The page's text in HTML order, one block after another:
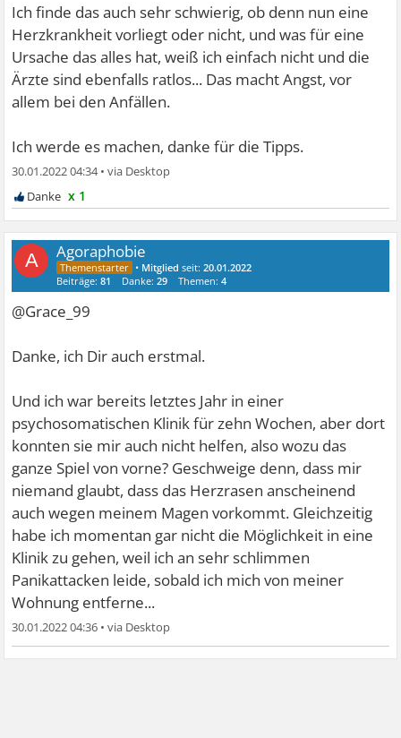
Ich finde das auch sehr schwierig, ob denn nun eine
Herzkrankheit vorliegt oder nicht, und was für eine
Ursache das alles hat, weiß ich einfach nicht und die
Ärzte sind ebenfalls ratlos... Das macht Angst, vor
allem bei den Anfällen.
Ich werde es machen, danke für die Tipps.
30.01.2022 04:34•
x 1
A Agoraphobie
• Mitglied seit:20.01.2022
Beiträge:81 Danke:29 Themen:4
@Grace_99
Danke, ich Dir auch erstmal.
Und ich war bereits letztes Jahr in einer
psychosomatischen Klinik für zehn Wochen, aber dort
konnten sie mir auch nicht helfen, also wozu das
ganze Spiel von vorne? Geschweige denn, dass mir
niemand glaubt, dass das Herzrasen anscheinend
auch wegen meinem Magen vorkommt. Gleichzeitig
habe ich momentan gar nicht die Möglichkeit in eine
Klinik zu gehen, weil ich an sehr schlimmen
Panikattacken leide, sobald ich mich von meiner
Wohnung entferne...
30.01.2022 04:36 •